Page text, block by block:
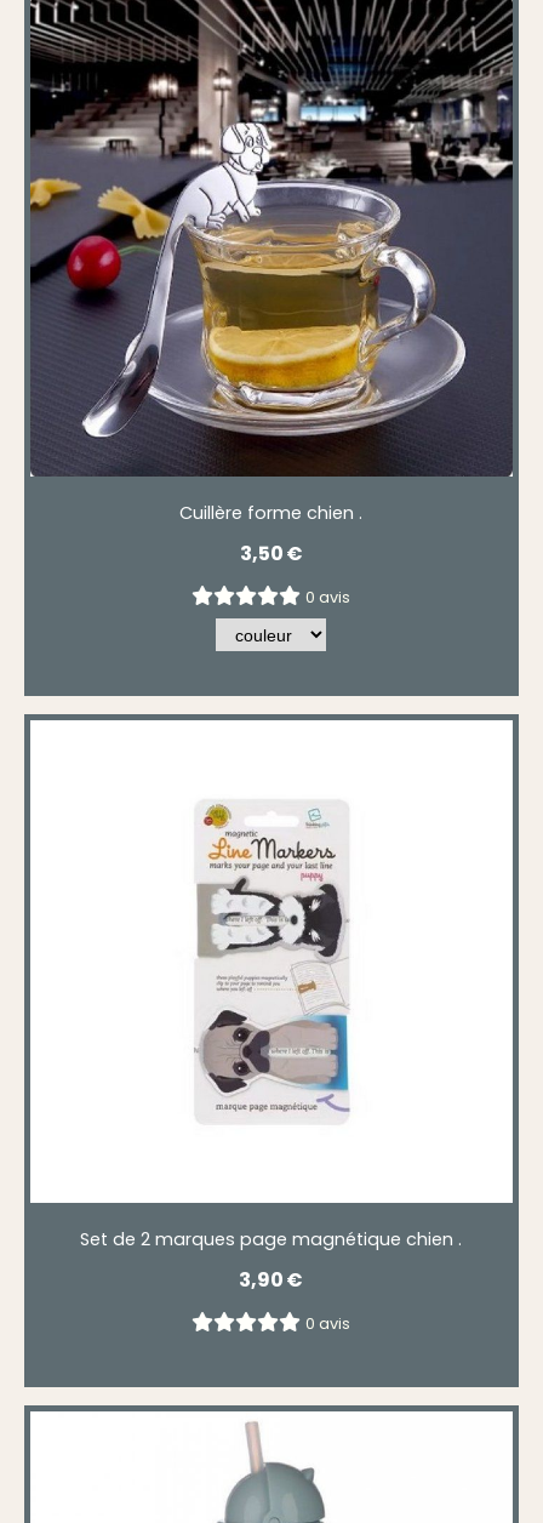
Cuillère forme chien .
3,50€
0 avis
Set de 2 marques page magnétique chien .
3,90€
0 avis